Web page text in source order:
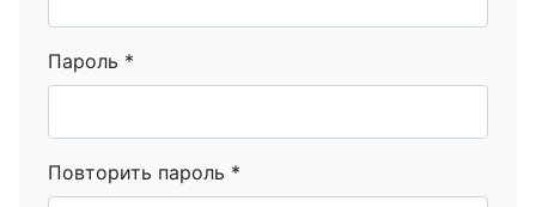
Пароль *
Повторить пароль *